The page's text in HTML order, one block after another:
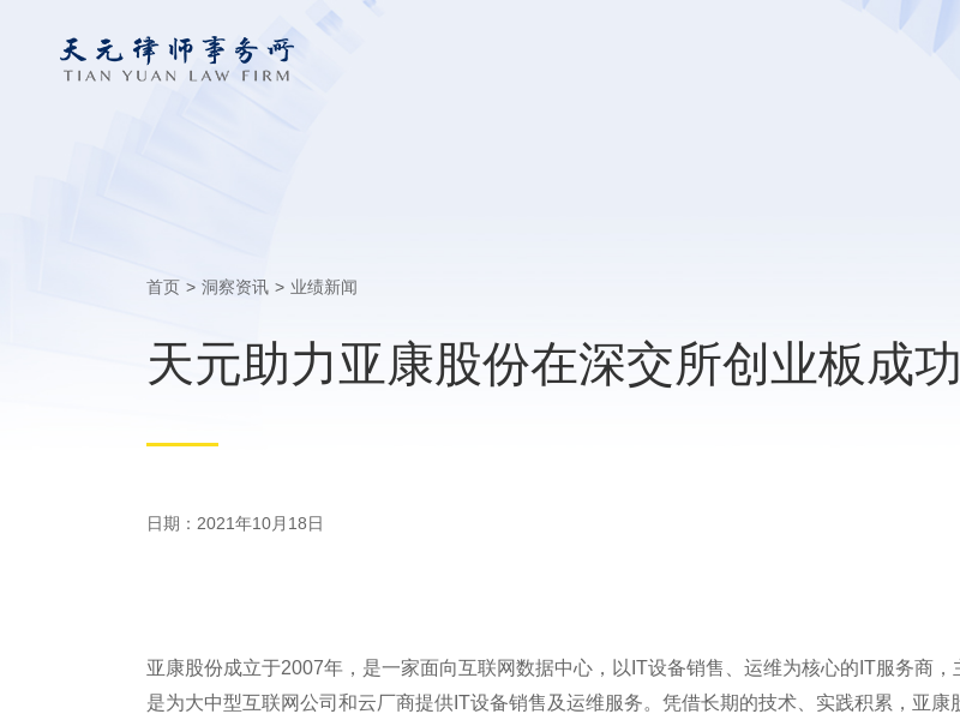
首页 > 洞察资讯 > 业绩新闻
天元助力亚康股份在深交所创业板成
日期：2021年10月18日
亚康股份成立于2007年，是一家面向互联网数据中心，以IT设备销售、运维为核心的IT服务商，
是为大中型互联网公司和云厂商提供IT设备销售及运维服务。凭借长期的技术、实践积累，亚康